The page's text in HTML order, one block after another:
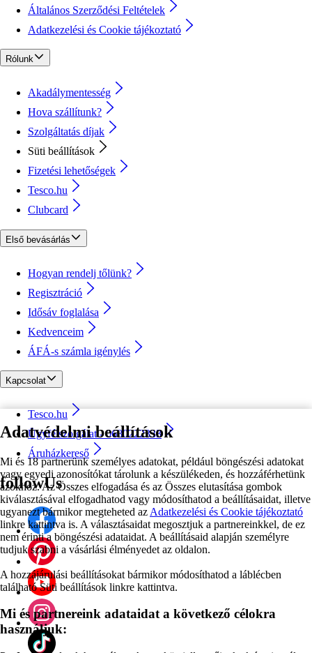
Adatvédelmi beállítások
Mi és 18 partnerünk személyes adatokat, például böngészési adatokat
vagy egyedi azonosítókat tárolunk a készülékeden, és hozzáférhetünk
azokhoz. Az Összes elfogadása és az Összes elutasítása gombok
kiválasztásával elfogadhatod vagy módosíthatod a beállításaidat, illetve
ugyanezt bármikor megteheted az Adatkezelési és Cookie tájékoztató
linkre kattintva is. A választásaidat megosztjuk a partnereinkkel, de ez
nem érinti a böngészési adataidat. A beállításaid alapján személyre
tudjuk szabni a vásárlási élményedet az oldalon.
A hozzájárulási beállításokat bármikor módosíthatod a láblécben
található Süti beállítások linkre kattintva.
Mi és partnereink adataidat a következő célokra
használjuk:
Általános Szerződési Feltételek
Adatkezelési és Cookie tájékoztató
Rólunk
Akadálymentesség
Hova szállítunk?
Szolgáltatás díjak
Süti beállítások
Fizetési lehetőségek
Tesco.hu
Clubcard
Első bevásárlás
Hogyan rendelj tőlünk?
Regisztráció
Idősáv foglalása
Kedvenceim
ÁFÁ-s számla igénylés
Kapcsolat
Tesco.hu
Ügyfélszolgálat - 0680222333
Áruházkereső
followUs